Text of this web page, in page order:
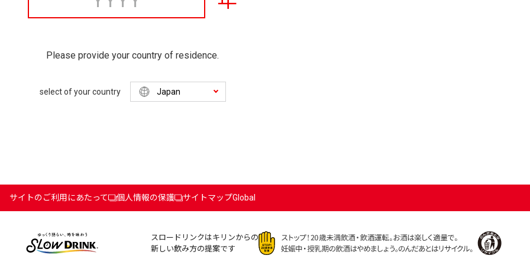
Please provide your country of residence.
select of your country
サイトのご利用にあたって 個人情報の保護 サイトマップGlobal
スロードリンクはキリンからの
新しい飲み方の提案です